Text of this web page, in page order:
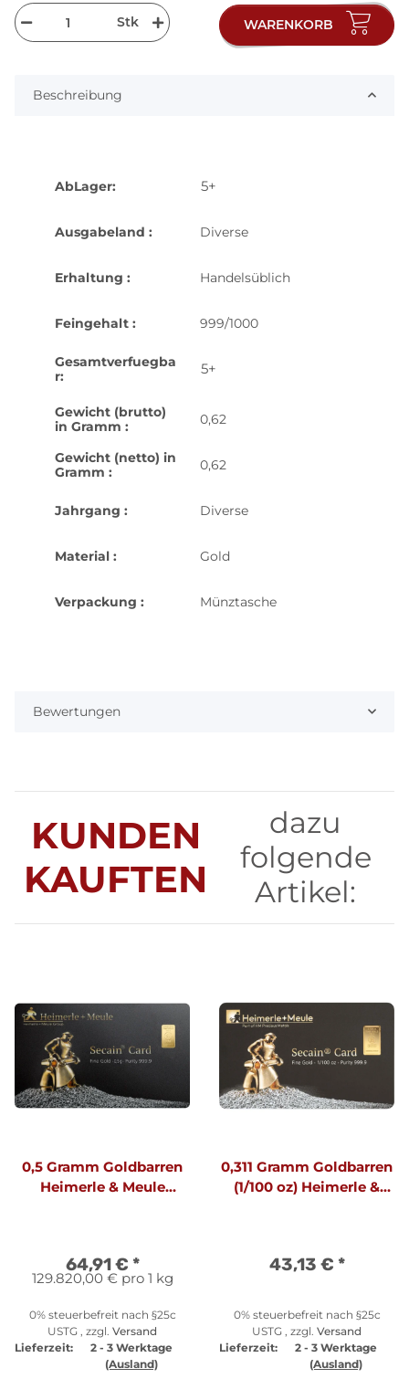
Stk WARENKORB
Beschreibung
AbLager: 5+
Ausgabeland : Diverse
Erhaltung : Handelsüblich
Feingehalt : 999/1000
Gesamtverfuegba
r:
5+
Gewicht (brutto)
in Gramm :
0,62
Gewicht (netto) in
Gramm :
0,62
Jahrgang : Diverse
Material : Gold
Verpackung : Münztasche
Bewertungen
KUNDEN
KAUFTEN
dazu
folgende
Artikel:
0,5 Gramm Goldbarren
Heimerle & Meule
64,91 € *
129.820,00 € pro 1 kg
0% steuerbefreit nach §25c
USTG , zzgl. Versand
Lieferzeit:
2 - 3 Werktage
(Ausland)
0,311 Gramm Goldbarren
(1/100 oz) Heimerle &
43,13 € *
0% steuerbefreit nach §25c
USTG , zzgl. Versand
Lieferzeit:
2 - 3 Werktage
(Ausland)